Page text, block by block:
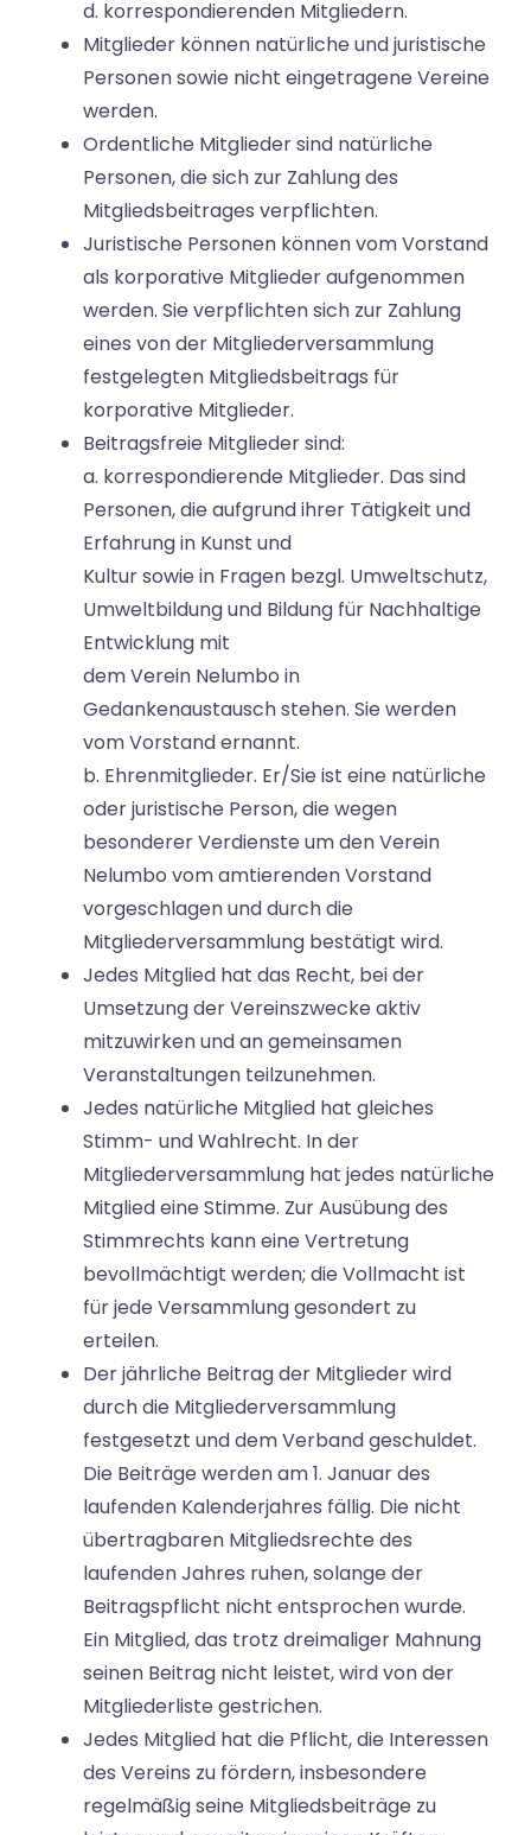
d. korrespondierenden Mitgliedern.
Mitglieder können natürliche und juristische
Personen sowie nicht eingetragene Vereine
werden.
Ordentliche Mitglieder sind natürliche
Personen, die sich zur Zahlung des
Mitgliedsbeitrages verpflichten.
Juristische Personen können vom Vorstand
als korporative Mitglieder aufgenommen
werden. Sie verpflichten sich zur Zahlung
eines von der Mitgliederversammlung
festgelegten Mitgliedsbeitrags für
korporative Mitglieder.
Beitragsfreie Mitglieder sind:
a. korrespondierende Mitglieder. Das sind
Personen, die aufgrund ihrer Tätigkeit und
Erfahrung in Kunst und
Kultur sowie in Fragen bezgl. Umweltschutz,
Umweltbildung und Bildung für Nachhaltige
Entwicklung mit
dem Verein Nelumbo in
Gedankenaustausch stehen. Sie werden
vom Vorstand ernannt.
b. Ehrenmitglieder. Er/Sie ist eine natürliche
oder juristische Person, die wegen
besonderer Verdienste um den Verein
Nelumbo vom amtierenden Vorstand
vorgeschlagen und durch die
Mitgliederversammlung bestätigt wird.
Jedes Mitglied hat das Recht, bei der
Umsetzung der Vereinszwecke aktiv
mitzuwirken und an gemeinsamen
Veranstaltungen teilzunehmen.
Jedes natürliche Mitglied hat gleiches
Stimm- und Wahlrecht. In der
Mitgliederversammlung hat jedes natürliche
Mitglied eine Stimme. Zur Ausübung des
Stimmrechts kann eine Vertretung
bevollmächtigt werden; die Vollmacht ist
für jede Versammlung gesondert zu
erteilen.
Der jährliche Beitrag der Mitglieder wird
durch die Mitgliederversammlung
festgesetzt und dem Verband geschuldet.
Die Beiträge werden am 1. Januar des
laufenden Kalenderjahres fällig. Die nicht
übertragbaren Mitgliedsrechte des
laufenden Jahres ruhen, solange der
Beitragspflicht nicht entsprochen wurde.
Ein Mitglied, das trotz dreimaliger Mahnung
seinen Beitrag nicht leistet, wird von der
Mitgliederliste gestrichen.
Jedes Mitglied hat die Pflicht, die Interessen
des Vereins zu fördern, insbesondere
regelmäßig seine Mitgliedsbeiträge zu